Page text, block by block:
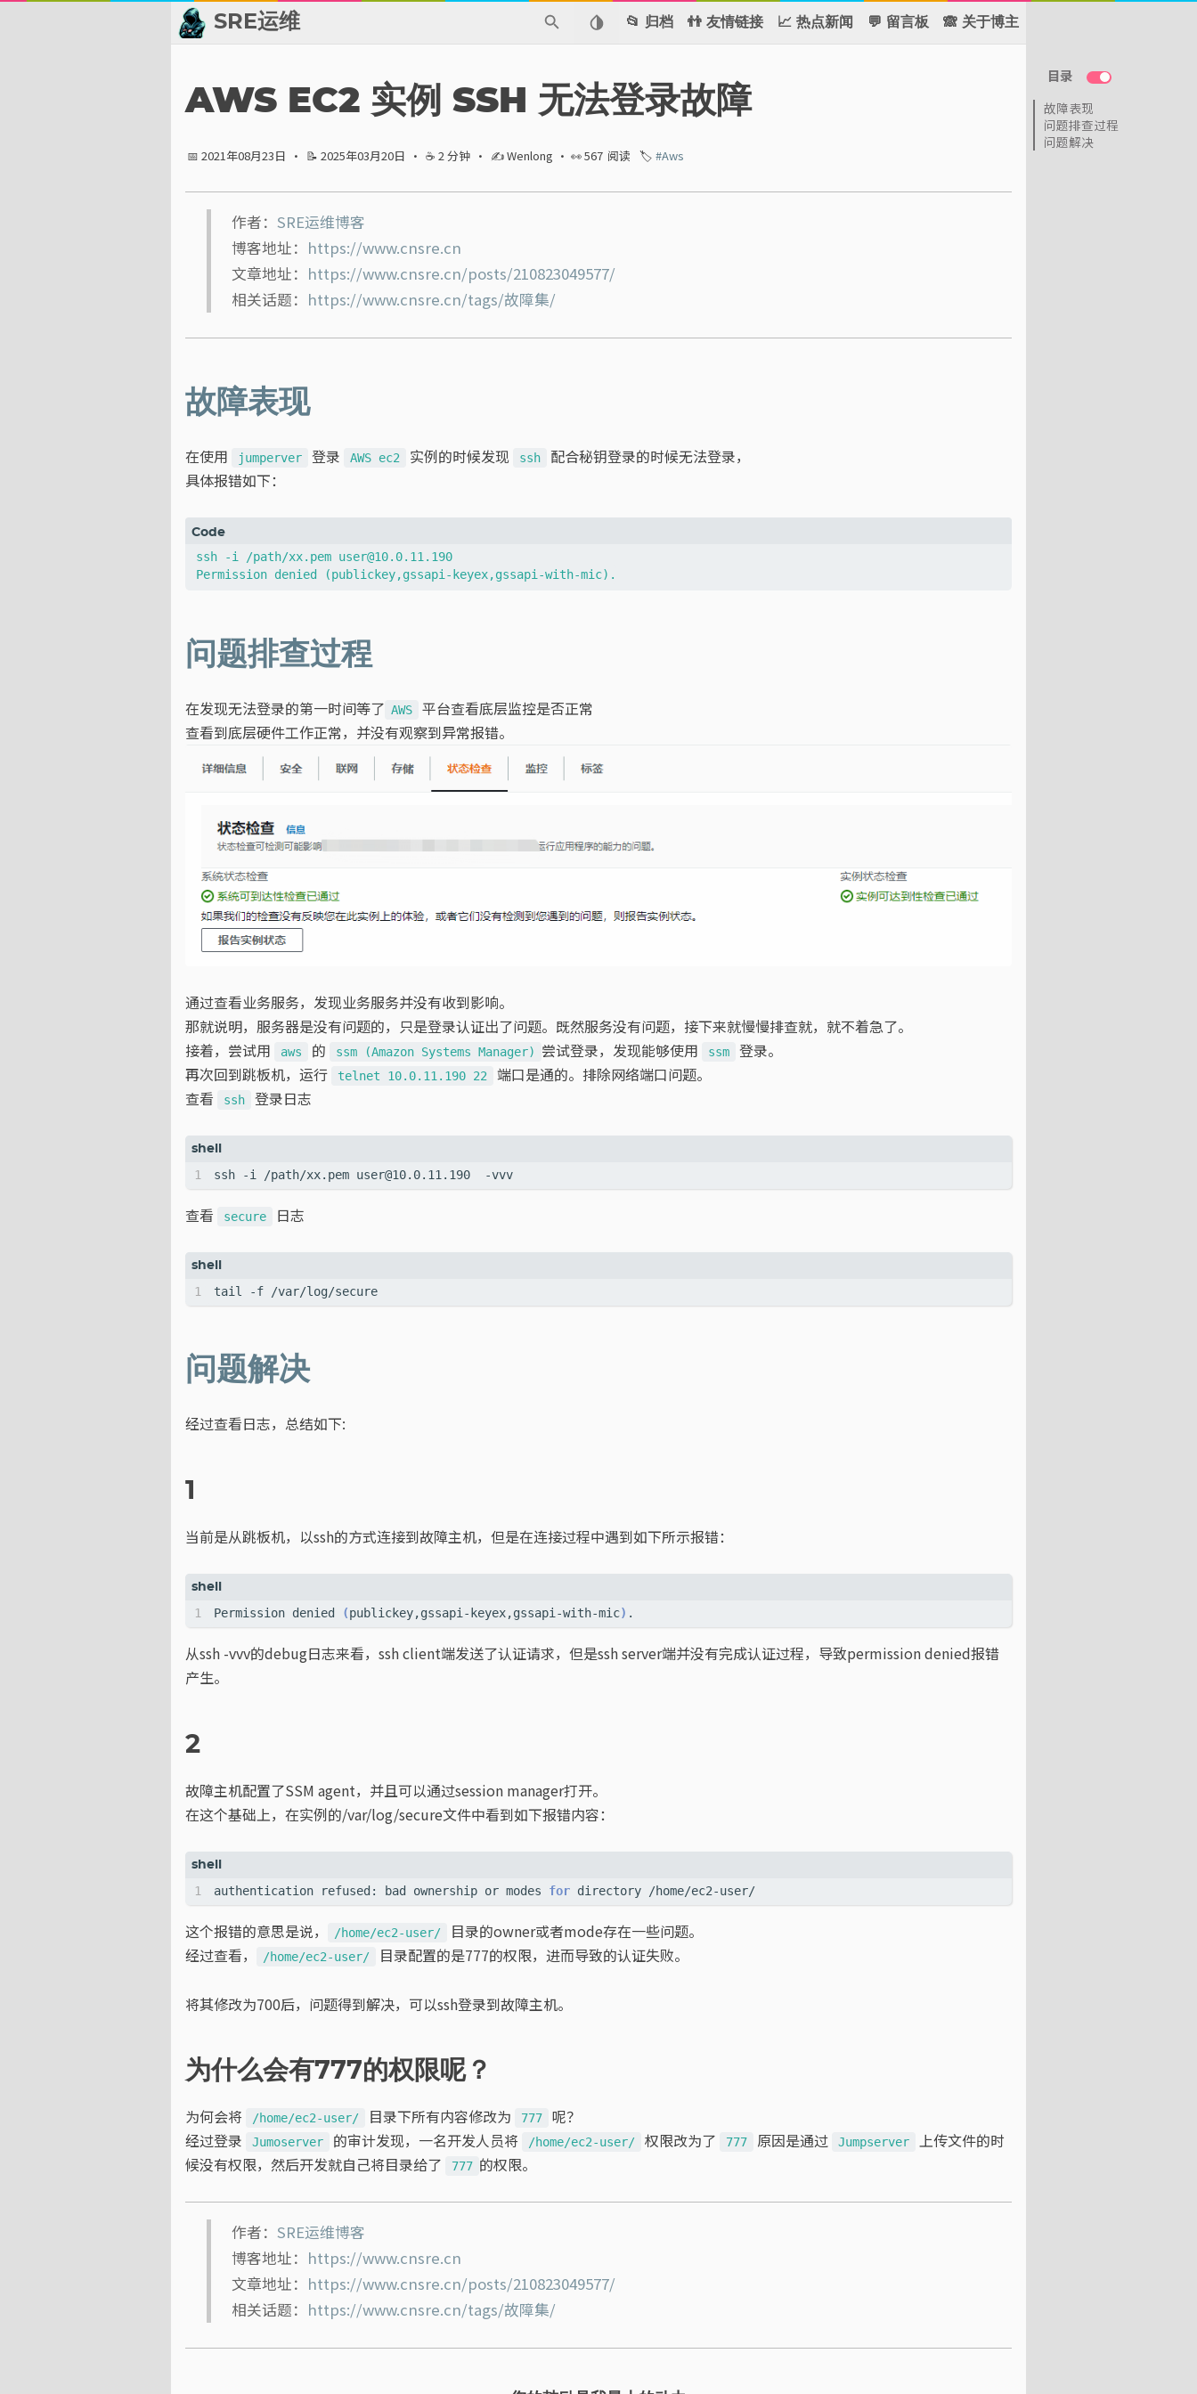
SRE运维
👬 友情链接
📈 热点新闻
🙈 关于博主
📂 归档 👬 友情链接 📈 热点新闻 💬 留言板 🙈 关于博主
AWS EC2 实例 SSH 无法登录故障
📅 2021年08月23日 · 📝 2025年03月20日 · ☕ 2 分钟 · ✍ Wenlong · 👀567 阅读 🏷️ #Aws
作者： SRE运维博客
博客地址： https://www.cnsre.cn
文章地址： https://www.cnsre.cn/posts/210823049577/
相关话题： https://www.cnsre.cn/tags/故障集/
故障表现
在使用 jumperver 登录 AWS ec2 实例的时候发现 ssh
配合秘钥登录的时候无法登录，
具体报错如下：
ssh -i /path/xx.pem user@10.0.11.190
问题排查过程
在发现无法登录的第一时间等了 AWS
平台查看底层监控是否正常
查看到底层硬件工作正常，并没有观察到异常报错。
通过查看业务服务，发现业务服务并没有收到影响。
那就说明，服务器是没有问题的，只是登录认证出了问题。既然服务没有问题，接下来就慢慢排查就，就不着急了。
接着，尝试用
aws 的 ssm (Amazon Systems Manager) 尝试登录，发现能够使用 ssm
登录。
再次回到跳板机，运行
telnet 10.0.11.190 22
端口是通的。排除网络端口问题。
查看
ssh 登录日志
查看 secure 日志
问题解决
经过查看日志，总结如下:
1
当前是从跳板机，以ssh的方式连接到故障主机，但是在连接过程中遇到如下所示报错：
Permission denied (publickey,gssapi-keyex,gssapi-with-mic)
从ssh -vvv的debug日志来看，ssh client端发送了认证请求，但是ssh server端并没有完成认证过程，导致permission denied报错
产生。
2
故障主机配置了SSM agent，并且可以通过session manager打开。
在这个基础上，在实例的/var/log/secure文件中看到如下报错内容：
authentication refused: bad ownership or modes for
这个报错的意思是说， /home/ec2-user/
目录的owner或者mode存在一些问题。
经过查看，
/home/ec2-user/ 目录配置的是777的权限，进而导致的认证失败。
将其修改为700后，问题得到解决，可以ssh登录到故障主机。
为什么会有777的权限呢？
为何会将 /home/ec2-user/ 目录下所有内容修改为 777
呢？
经过登录
Jumoserver 的审计发现，一名开发人员将 /home/ec2-user/ 权限改为了 777 原因是通过 Jumpserver
上传文件的时
候没有权限，然后开发就自己将目录给了
777 的权限。
作者： SRE运维博客
博客地址： https://www.cnsre.cn
文章地址： https://www.cnsre.cn/posts/210823049577/
相关话题： https://www.cnsre.cn/tags/故障集/
目录
故障表现
问题排查过程
问题解决